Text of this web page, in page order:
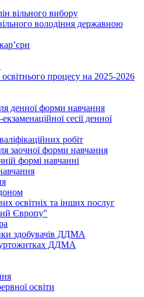
вільного вибору
володіння державною
процесу на 2025-2026
денної форми навчання
сесії денної
робіт
заочної форми навчання
формі навчанні
освітніх та інших послуг
Європу"
здобувачів ДДМА
ДДМА
освіти